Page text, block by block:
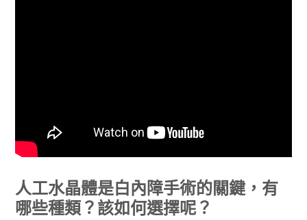
人工水晶體是白內障手術的關鍵，有
哪些種類？該如何選擇呢？